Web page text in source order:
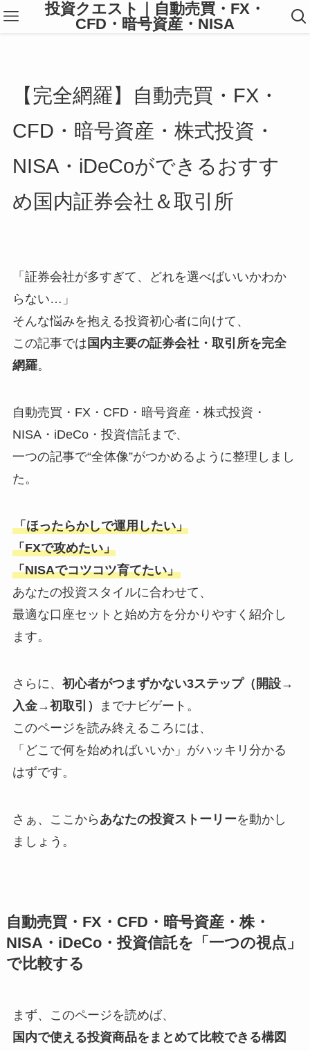
投資クエスト｜自動売買・FX・
CFD・暗号資産・NISA
【完全網羅】自動売買・FX・
CFD・暗号資産・株式投資・
NISA・iDeCoができるおすす
め国内証券会社＆取引所
「証券会社が多すぎて、どれを選べばいいかわか
らない…」
そんな悩みを抱える投資初心者に向けて、
この記事では 国内主要の証券会社・取引所を完全
網羅。
自動売買・FX・CFD・暗号資産・株式投資・
NISA・iDeCo・投資信託まで、
一つの記事で“全体像”がつかめるように整理しまし
た。
「ほったらかしで運用したい」
「FXで攻めたい」
「NISAでコツコツ育てたい」
あなたの投資スタイルに合わせて、
最適な口座セットと始め方を分かりやすく紹介し
ます。
さらに、 初心者がつまずかない3ステップ（開設→
入金→初取引）
までナビゲート。
このページを読み終えるころには、
「どこで何を始めればいいか」がハッキリ分かる
はずです。
さぁ、ここから あなたの投資ストーリーを動かし
ましょう。
自動売買・FX・CFD・暗号資産・株・
NISA・iDeCo・投資信託を「一つの視点」
で比較する
まず、このページを読めば、
国内で使える投資商品をまとめて比較できる構図